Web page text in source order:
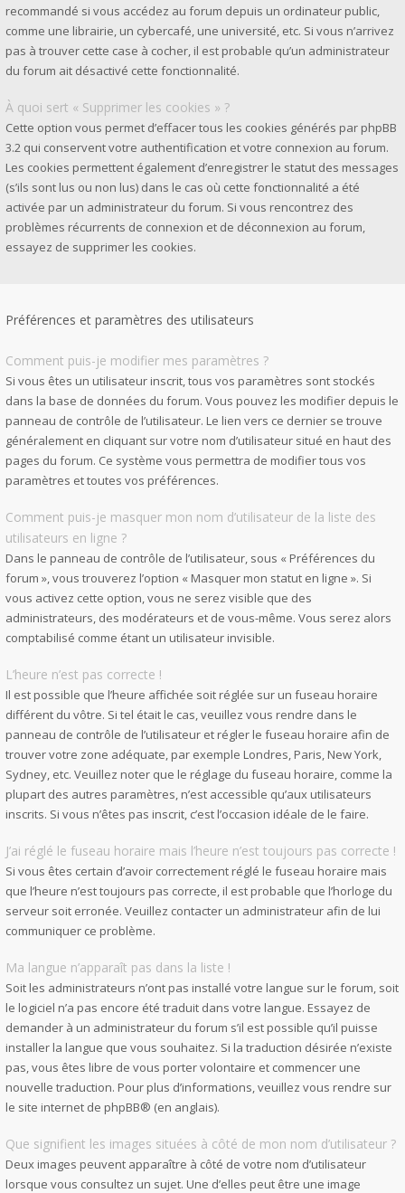
recommandé si vous accédez au forum depuis un ordinateur public,
comme une librairie, un cybercafé, une université, etc. Si vous n’arrivez
pas à trouver cette case à cocher, il est probable qu’un administrateur
du forum ait désactivé cette fonctionnalité.
À quoi sert « Supprimer les cookies » ?
Cette option vous permet d’effacer tous les cookies générés par phpBB
3.2 qui conservent votre authentification et votre connexion au forum.
Les cookies permettent également d’enregistrer le statut des messages
(s’ils sont lus ou non lus) dans le cas où cette fonctionnalité a été
activée par un administrateur du forum. Si vous rencontrez des
problèmes récurrents de connexion et de déconnexion au forum,
essayez de supprimer les cookies.
Préférences et paramètres des utilisateurs
Comment puis-je modifier mes paramètres ?
Si vous êtes un utilisateur inscrit, tous vos paramètres sont stockés
dans la base de données du forum. Vous pouvez les modifier depuis le
panneau de contrôle de l’utilisateur. Le lien vers ce dernier se trouve
généralement en cliquant sur votre nom d’utilisateur situé en haut des
pages du forum. Ce système vous permettra de modifier tous vos
paramètres et toutes vos préférences.
Comment puis-je masquer mon nom d’utilisateur de la liste des
utilisateurs en ligne ?
Dans le panneau de contrôle de l’utilisateur, sous « Préférences du
forum », vous trouverez l’option « Masquer mon statut en ligne ». Si
vous activez cette option, vous ne serez visible que des
administrateurs, des modérateurs et de vous-même. Vous serez alors
comptabilisé comme étant un utilisateur invisible.
L’heure n’est pas correcte !
Il est possible que l’heure affichée soit réglée sur un fuseau horaire
différent du vôtre. Si tel était le cas, veuillez vous rendre dans le
panneau de contrôle de l’utilisateur et régler le fuseau horaire afin de
trouver votre zone adéquate, par exemple Londres, Paris, New York,
Sydney, etc. Veuillez noter que le réglage du fuseau horaire, comme la
plupart des autres paramètres, n’est accessible qu’aux utilisateurs
inscrits. Si vous n’êtes pas inscrit, c’est l’occasion idéale de le faire.
J’ai réglé le fuseau horaire mais l’heure n’est toujours pas correcte !
Si vous êtes certain d’avoir correctement réglé le fuseau horaire mais
que l’heure n’est toujours pas correcte, il est probable que l’horloge du
serveur soit erronée. Veuillez contacter un administrateur afin de lui
communiquer ce problème.
Ma langue n’apparaît pas dans la liste !
Soit les administrateurs n’ont pas installé votre langue sur le forum, soit
le logiciel n’a pas encore été traduit dans votre langue. Essayez de
demander à un administrateur du forum s’il est possible qu’il puisse
installer la langue que vous souhaitez. Si la traduction désirée n’existe
pas, vous êtes libre de vous porter volontaire et commencer une
nouvelle traduction. Pour plus d’informations, veuillez vous rendre sur
le site internet de phpBB® (en anglais).
Que signifient les images situées à côté de mon nom d’utilisateur ?
Deux images peuvent apparaître à côté de votre nom d’utilisateur
lorsque vous consultez un sujet. Une d’elles peut être une image